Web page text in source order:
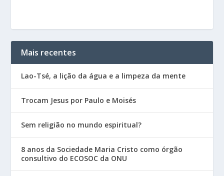
Mais recentes
Lao-Tsé, a lição da água e a limpeza da mente
Trocam Jesus por Paulo e Moisés
Sem religião no mundo espiritual?
8 anos da Sociedade Maria Cristo como órgão
consultivo do ECOSOC da ONU